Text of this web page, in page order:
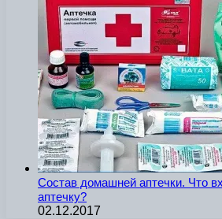
Состав домашней аптечки. Что
аптечку?
02.12.2017